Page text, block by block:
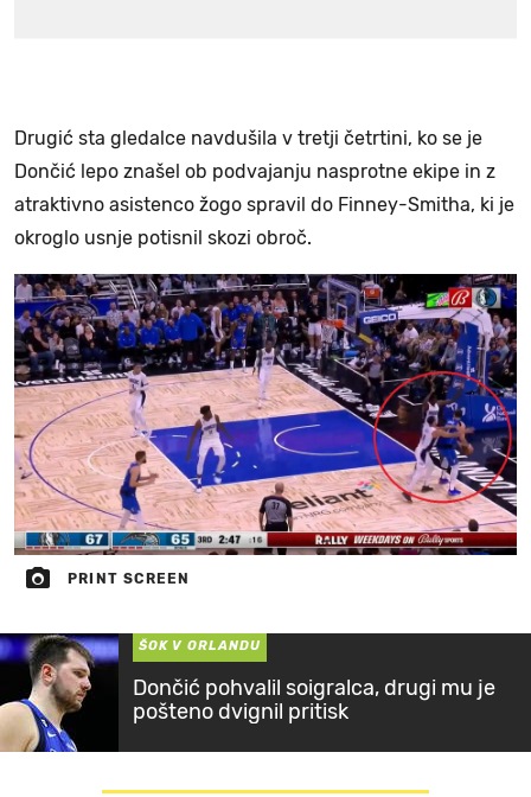
Drugić sta gledalce navdušila v tretji četrtini, ko se je
Dončić lepo znašel ob podvajanju nasprotne ekipe in z
atraktivno asistenco žogo spravil do Finney-Smitha, ki je
okroglo usnje potisnil skozi obroč.
PRINT SCREEN
ŠOK V ORLANDU
Dončić pohvalil soigralca, drugi mu je
pošteno dvignil pritisk